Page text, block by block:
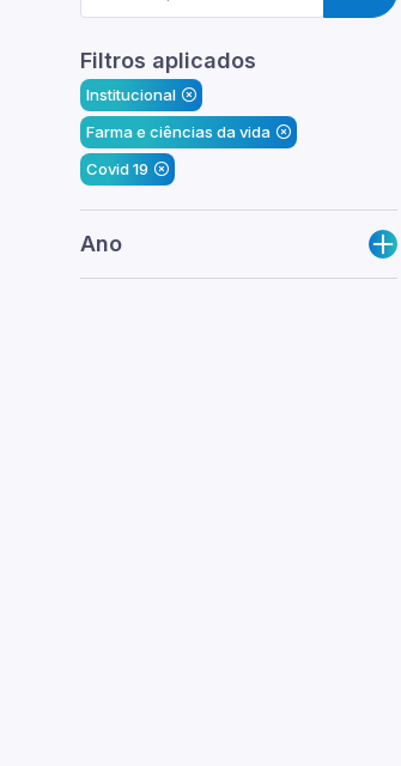
Filtros aplicados
Institucional
Farma e ciências da vida
Covid 19
Ano